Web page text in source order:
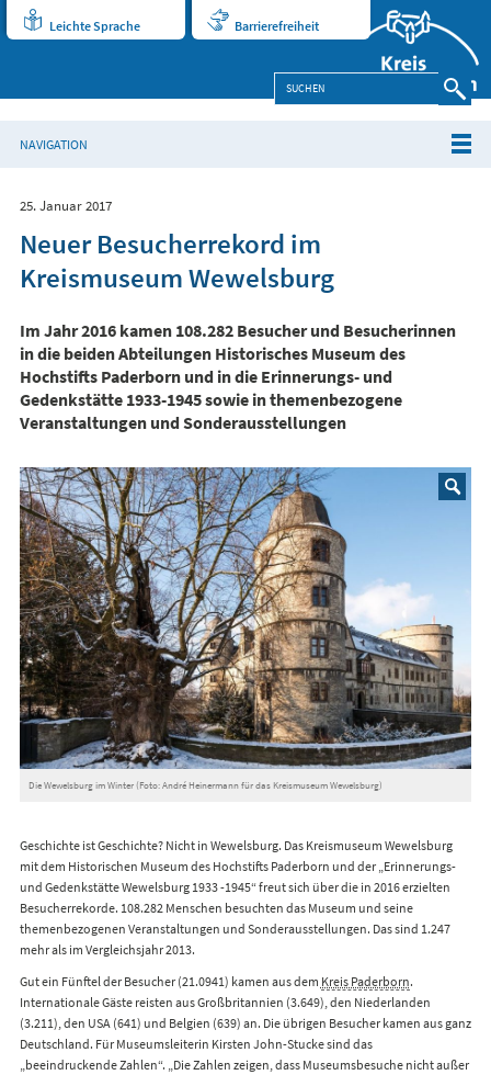
Leichte Sprache Barrierefreiheit
NAVIGATION
25. Januar 2017
Neuer Besucherrekord im
Kreismuseum Wewelsburg
Im Jahr 2016 kamen 108.282 Besucher und Besucherinnen
in die beiden Abteilungen Historisches Museum des
Hochstifts Paderborn und in die Erinnerungs- und
Gedenkstätte 1933-1945 sowie in themenbezogene
Veranstaltungen und Sonderausstellungen
Die Wewelsburg im Winter (Foto: André Heinermann für das Kreismuseum Wewelsburg)
Geschichte ist Geschichte? Nicht in Wewelsburg. Das Kreismuseum Wewelsburg
mit dem Historischen Museum des Hochstifts Paderborn und der „Erinnerungs-
und Gedenkstätte Wewelsburg 1933 -1945“ freut sich über die in 2016 erzielten
Besucherrekorde. 108.282 Menschen besuchten das Museum und seine
themenbezogenen Veranstaltungen und Sonderausstellungen. Das sind 1.247
mehr als im Vergleichsjahr 2013.
Gut ein Fünftel der Besucher (21.0941) kamen aus dem Kreis Paderborn.
Internationale Gäste reisten aus Großbritannien (3.649), den Niederlanden
(3.211), den USA (641) und Belgien (639) an. Die übrigen Besucher kamen aus ganz
Deutschland. Für Museumsleiterin Kirsten John-Stucke sind das
„beeindruckende Zahlen“. „Die Zahlen zeigen, dass Museumsbesuche nicht außer